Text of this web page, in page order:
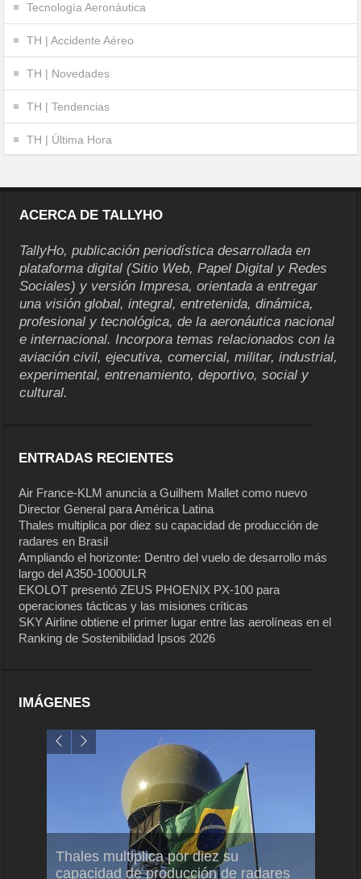
Tecnología Aeronáutica
TH | Accidente Aéreo
TH | Novedades
TH | Tendencias
TH | Última Hora
ACERCA DE TALLYHO
TallyHo, publicación periodística desarrollada en
plataforma digital (Sitio Web, Papel Digital y Redes
Sociales) y versión Impresa, orientada a entregar
una visión global, integral, entretenida, dinámica,
profesional y tecnológica, de la aeronáutica nacional
e internacional. Incorpora temas relacionados con la
aviación civil, ejecutiva, comercial, militar, industrial,
experimental, entrenamiento, deportivo, social y
cultural.
ENTRADAS RECIENTES
Air France-KLM anuncia a Guilhem Mallet como nuevo
Director General para América Latina
Thales multiplica por diez su capacidad de producción de
radares en Brasil
Ampliando el horizonte: Dentro del vuelo de desarrollo más
largo del A350-1000ULR
EKOLOT presentó ZEUS PHOENIX PX-100 para
operaciones tácticas y las misiones críticas
SKY Airline obtiene el primer lugar entre las aerolíneas en el
Ranking de Sostenibilidad Ipsos 2026
IMÁGENES
Thales multiplica por diez su
capacidad de producción de radares